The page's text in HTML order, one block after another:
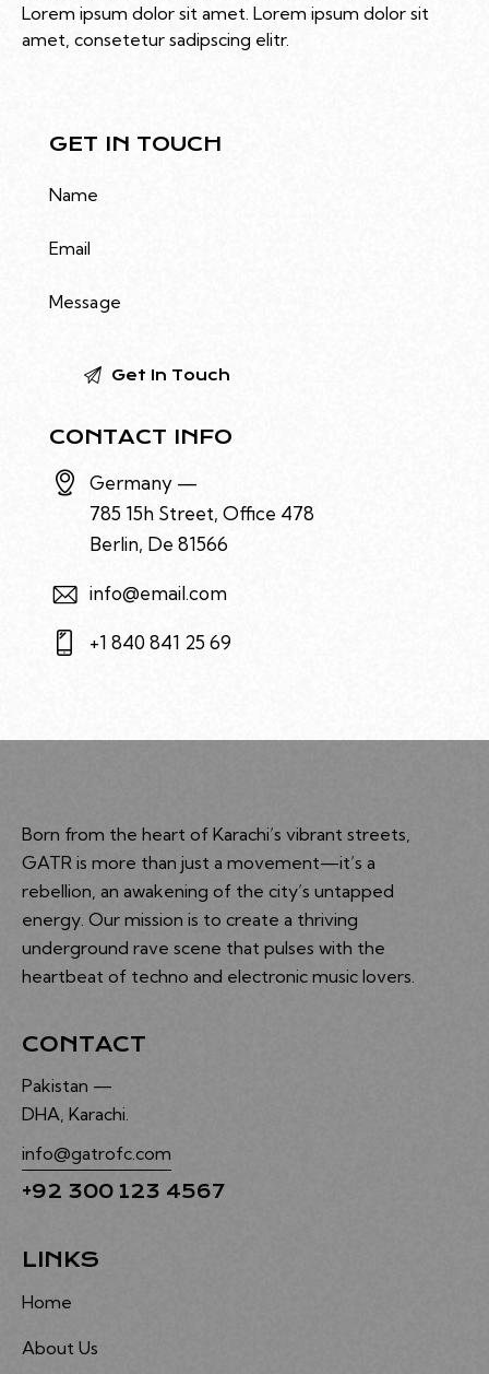
Lorem ipsum dolor sit amet. Lorem ipsum dolor sit
amet, consetetur sadipscing elitr.
GET IN TOUCH
CONTACT INFO
Germany —
785 15h Street, Office 478
Berlin, De 81566
info@email.com
+1 840 841 25 69
Born from the heart of Karachi’s vibrant streets,
GATR is more than just a movement—it’s a
rebellion, an awakening of the city’s untapped
energy. Our mission is to create a thriving
underground rave scene that pulses with the
heartbeat of techno and electronic music lovers.
CONTACT
Pakistan —
DHA, Karachi.
info@gatrofc.com
+92 300 123 4567
LINKS
Home
About Us